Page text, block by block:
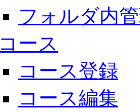
フォルダ内
コース
コース登録
コース編集